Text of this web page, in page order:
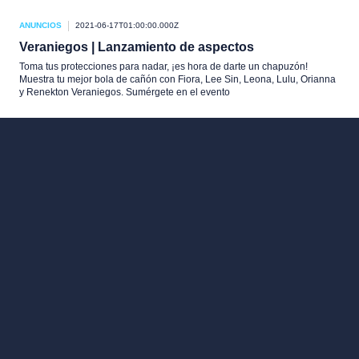
ANUNCIOS 2021-06-17T01:00:00.000Z
Veraniegos | Lanzamiento de aspectos
Toma tus protecciones para nadar, ¡es hora de darte un chapuzón!
Muestra tu mejor bola de cañón con Fiora, Lee Sin, Leona, Lulu, Orianna
y Renekton Veraniegos. Sumérgete en el evento